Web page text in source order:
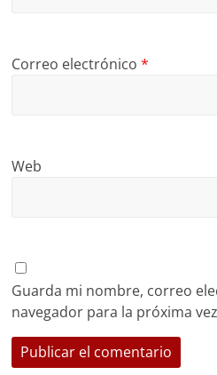
Correo electrónico*
Web
Guarda mi nombre, correo
navegador para la próxima